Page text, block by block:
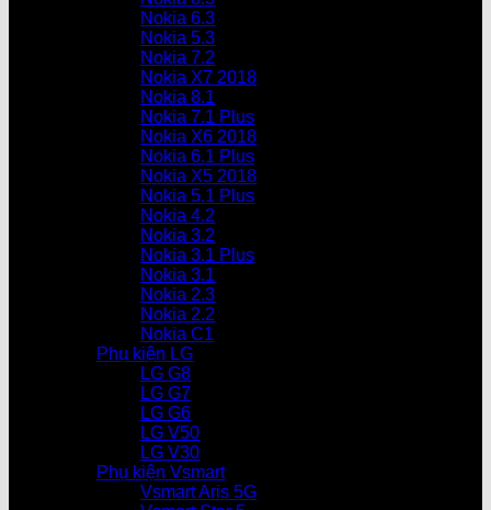
Nokia 6.3
Nokia 5.3
Nokia 7.2
Nokia X7 2018
Nokia 8.1
Nokia 7.1 Plus
Nokia X6 2018
Nokia 6.1 Plus
Nokia X5 2018
Nokia 5.1 Plus
Nokia 4.2
Nokia 3.2
Nokia 3.1 Plus
Nokia 3.1
Nokia 2.3
Nokia 2.2
Nokia C1
Phụ kiện LG
LG G8
LG G7
LG G6
LG V50
LG V30
Phụ kiện Vsmart
Vsmart Aris 5G